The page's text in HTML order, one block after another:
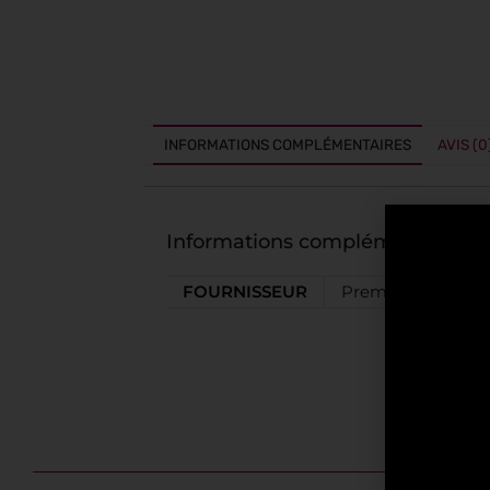
INFORMATIONS COMPLÉMENTAIRES AVIS
Informations complémentaires
FOURNISSEUR Premium Spirits